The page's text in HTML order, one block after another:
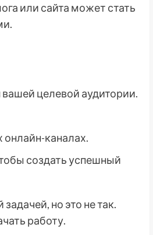
или сайта может стать
вашей целевой аудитории.
онлайн-каналах.
создать успешный
но это не так.
работу.